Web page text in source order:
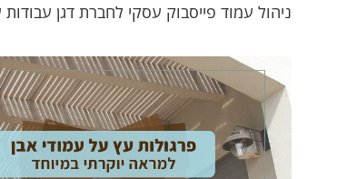
ניהול עמוד פייסבוק עסקי לחברת דגן
איש מקסים, סבלני, מבין עניין, שולט
בתחום. נותן בטחון שאתה בידיים
טובות
אמיר מעולה. מצוין.
נרחב בתחום.
יסודית עד למוצר
בחום